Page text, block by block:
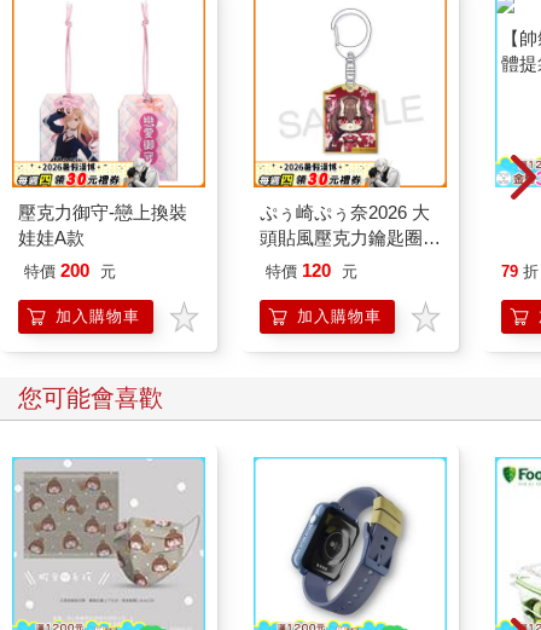
壓克力御守-戀上換裝
娃娃A款
特價 200 元
加入購物車
ぷぅ崎ぷぅ奈2026 大
頭貼風壓克力鑰匙圈-
Q版楓旗袍ver
特價 120 元
加入購物車
79 折
您可能會喜歡